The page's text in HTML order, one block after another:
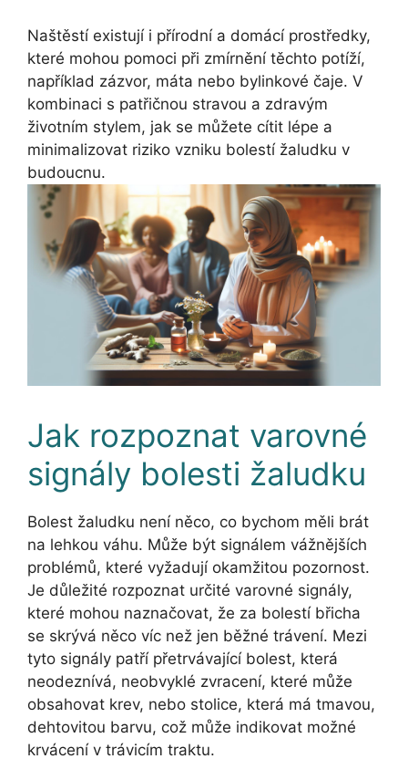
Naštěstí existují i přírodní a domácí prostředky,
které mohou pomoci při zmírnění těchto potíží,
například zázvor, máta nebo bylinkové čaje. V
kombinaci s patřičnou stravou a zdravým
životním stylem, jak se můžete cítit lépe a
minimalizovat riziko vzniku bolestí žaludku v
budoucnu.
Jak rozpoznat varovné
signály bolesti žaludku
Bolest žaludku není něco, co bychom měli brát
na lehkou váhu. Může být signálem vážnějších
problémů, které vyžadují okamžitou pozornost.
Je důležité rozpoznat určité varovné signály,
které mohou naznačovat, že za bolestí břicha
se skrývá něco víc než jen běžné trávení. Mezi
tyto signály patří přetrvávající bolest, která
neodeznívá, neobvyklé zvracení, které může
obsahovat krev, nebo stolice, která má tmavou,
dehtovitou barvu, což může indikovat možné
krvácení v trávicím traktu.